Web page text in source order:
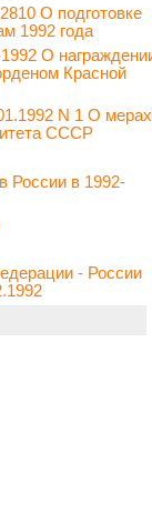
О подготовке
1992 года
О
Красной
N 1 О
СССР
России в 1992-
- России